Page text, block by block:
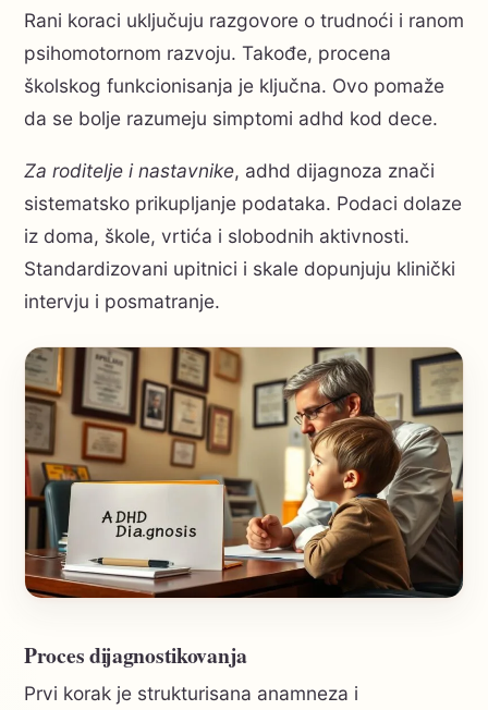
Rani koraci uključuju razgovore o trudnoći i ranom
psihomotornom razvoju. Takođe, procena
školskog funkcionisanja je ključna. Ovo pomaže
da se bolje razumeju simptomi adhd kod dece.
Za roditelje i nastavnike, adhd dijagnoza znači
sistematsko prikupljanje podataka. Podaci dolaze
iz doma, škole, vrtića i slobodnih aktivnosti.
Standardizovani upitnici i skale dopunjuju klinički
intervju i posmatranje.
Proces dijagnostikovanja
Prvi korak je strukturisana anamneza i